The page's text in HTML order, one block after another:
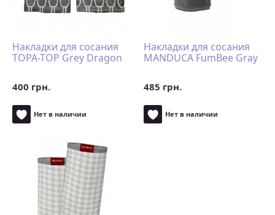
Накладки для сосания
TOPA-TOP Grey Dragon
400 грн.
Нет в наличии
Накладки для сосания
MANDUCA FumBee Gray
485 грн.
Нет в наличии